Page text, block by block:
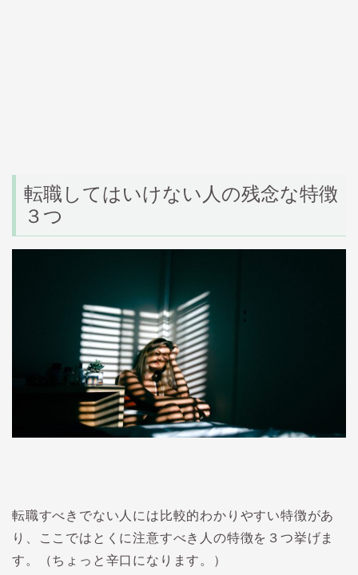
転職してはいけない人の残念な特徴
３つ
転職すべきでない人には比較的わかりやすい特徴があ
り、ここではとくに注意すべき人の特徴を３つ挙げま
す。（ちょっと辛口になります。）